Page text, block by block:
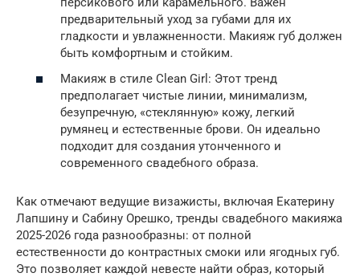
предварительный уход за губами для их
гладкости и увлажненности. Макияж губ должен
быть комфортным и стойким.
Макияж в стиле Clean Girl: Этот тренд
предполагает чистые линии, минимализм,
безупречную, «стеклянную» кожу, легкий
румянец и естественные брови. Он идеально
подходит для создания утонченного и
современного свадебного образа.
Как отмечают ведущие визажисты, включая Екатерину
Лапшину и Сабину Орешко, тренды свадебного макияжа
2025-2026 года разнообразны: от полной
естественности до контрастных смоки или ягодных губ.
Это позволяет каждой невесте найти образ, который